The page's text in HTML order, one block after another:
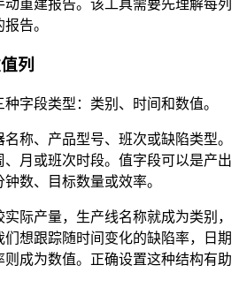
重建报告。该工具需要先理解每列
告。
列
字段类型：类别、时间和数值。
称、产品型号、班次或缺陷类型。
、月或班次时段。值字段可以是产出
数、目标数量或效率。
际产量，生产线名称就成为类别，
想跟踪随时间变化的缺陷率，日期
成为数值。正确设置这种结构有助